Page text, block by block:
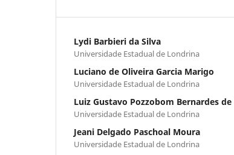
Lydi Barbieri da Silva
Universidade Estadual de Londrina
Luciano de Oliveira Garcia Marigo
Universidade Estadual de Londrina
Luiz Gustavo Pozzobom Bernardes de
Universidade Estadual de Londrina
Jeani Delgado Paschoal Moura
Universidade Estadual de Londrina